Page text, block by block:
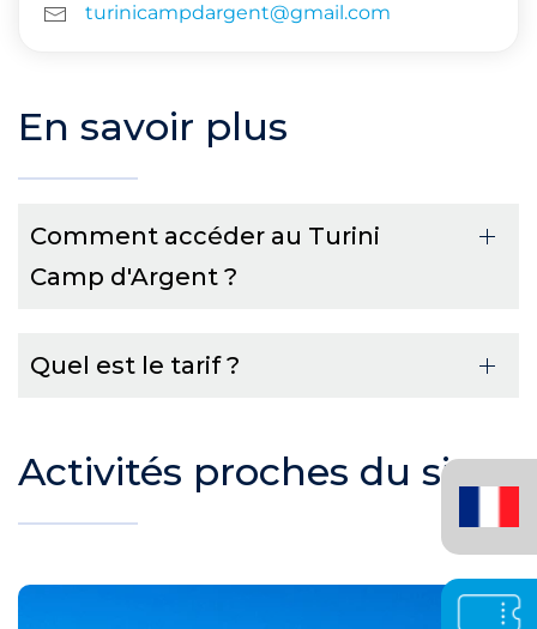
turinicampdargent@gmail.com
En savoir plus
Comment accéder au Turini
Camp d'Argent ?
Quel est le tarif ?
Activités proches du site